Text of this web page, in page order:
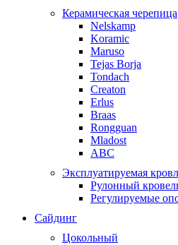
Керамическая черепица
Nelskamp
Koramic
Maruso
Tejas Borja
Tondach
Creaton
Erlus
Braas
Rongguan
Mladost
ABC
Эксплуатируемая
Рулонный
Регулируемые
Сайдинг
Цокольный